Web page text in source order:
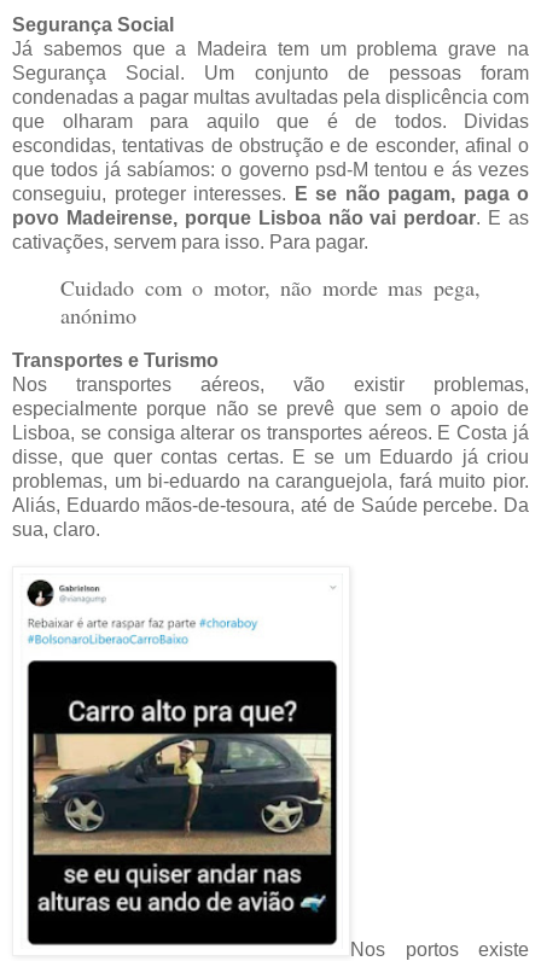
Segurança Social
Já sabemos que a Madeira tem um problema grave na
Segurança Social. Um conjunto de pessoas foram
condenadas a pagar multas avultadas pela displicência com
que olharam para aquilo que é de todos. Dividas
escondidas, tentativas de obstrução e de esconder, afinal o
que todos já sabíamos: o governo psd-M tentou e ás vezes
conseguiu, proteger interesses.
E se não pagam, paga o
povo Madeirense, porque Lisboa não vai perdoar. E as
cativações, servem para isso. Para pagar.
Cuidado com o motor, não morde mas pega,
anónimo
Transportes e Turismo
Nos transportes aéreos, vão existir problemas,
especialmente porque não se prevê que sem o apoio de
Lisboa, se consiga alterar os transportes aéreos. E Costa já
disse, que quer contas certas. E se um Eduardo já criou
problemas, um bi-eduardo na caranguejola, fará muito pior.
Aliás, Eduardo mãos-de-tesoura, até de Saúde percebe. Da
sua, claro.
Nos portos existe